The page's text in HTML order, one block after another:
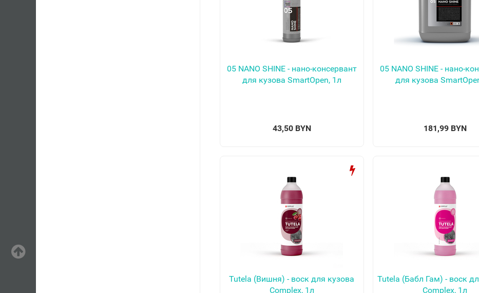
05 NANO SHINE - нано-консервант
для кузова SmartOpen, 1л
43,50 BYN
05 NANO SHINE - нано-
для кузова
181,99 BYN
Tutela (Вишня) - воск для кузова
Complex, 1л
Tutela (Бабл Гам) - воск
Complex, 1л